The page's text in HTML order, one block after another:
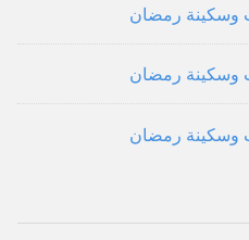
وسكينة رمضان
وسكينة رمضان
وسكينة رمضان